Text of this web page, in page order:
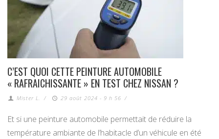
C’EST QUOI CETTE PEINTURE AUTOMOBILE
« RAFRAICHISSANTE » EN TEST CHEZ NISSAN ?
Mister L. / 29 août 2024 - 9 h 56 /
Et si une peinture automobile permettait de réduire la
température ambiante de l’habitacle d’un véhicule en été